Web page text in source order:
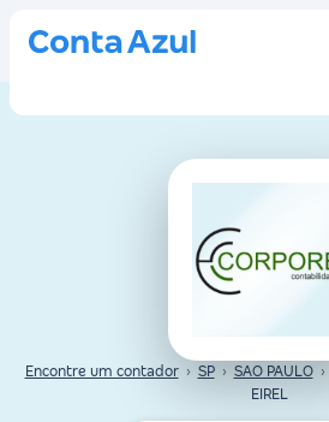
Encontre um contador › SP › SAO PAULO ›
EIREL